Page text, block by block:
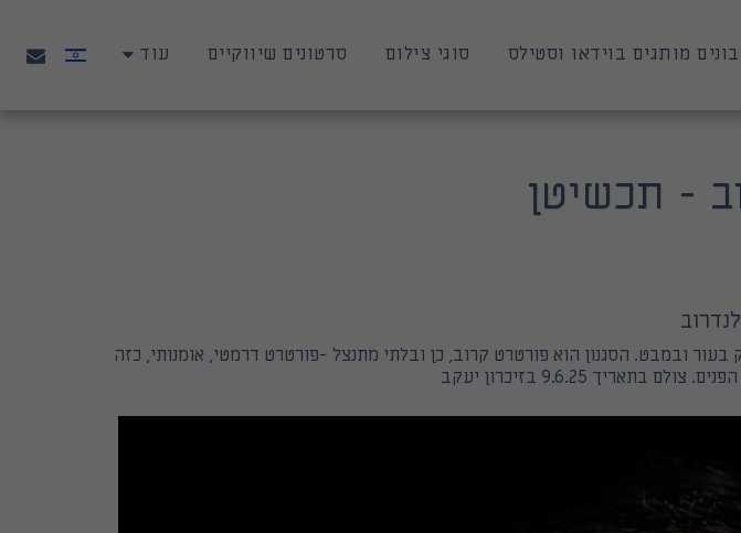
מותגים בוידאו וסטילס סוגי צילום סרטונים שיווקיים עוד
- תכשיטן
ובמבט. הסגנון הוא פורטרט קרוב, כן ובלתי מתנצל -פורטרט דרמטי, אומנותי, כזה
9.6.25 בזיכרון יעקב